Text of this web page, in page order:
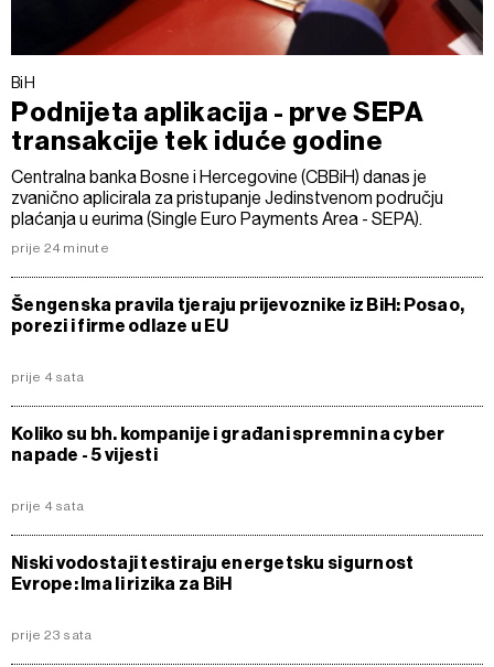
BiH
Podnijeta aplikacija - prve SEPA
transakcije tek iduće godine
Centralna banka Bosne i Hercegovine (CBBiH) danas je
zvanično aplicirala za pristupanje Jedinstvenom području
plaćanja u eurima (Single Euro Payments Area - SEPA).
prije 24 minute
Šengenska pravila tjeraju prijevoznike iz BiH: Posao,
porezi i firme odlaze u EU
prije 4 sata
Koliko su bh. kompanije i građani spremni na cyber
napade - 5 vijesti
prije 4 sata
Niski vodostaji testiraju energetsku sigurnost
Evrope: Ima li rizika za BiH
prije 23 sata